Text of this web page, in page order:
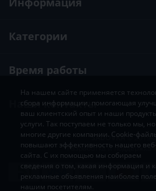
Категории
Время работы
Наши контакты
SADOVKA© 2019-
Разработка и поддержка
На нашем сайте применяется
сбора информации, помогающая
ваш клиентский опыт и наши
услуги. Так поступаем не только мы,
многие другие компании. Cookie-
повышают эффективность нашего веб-
сайта. С их помощью мы собираем
сведения о том, какая информация и
рекламные объявления наиболее
нашим посетителям.